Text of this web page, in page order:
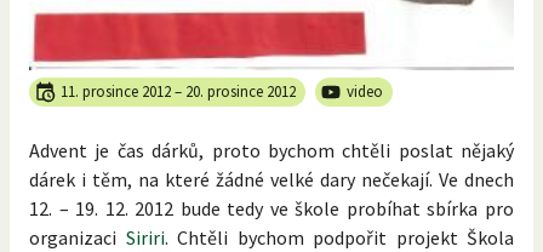
11. prosince 2012– 20. prosince 2012 video
Advent je čas dárků, proto bychom chtěli poslat nějaký
dárek i těm, na které žádné velké dary nečekají. Ve dnech
12. – 19. 12. 2012 bude tedy ve škole probíhat sbírka pro
organizaci Siriri. Chtěli bychom podpořit projekt Škola